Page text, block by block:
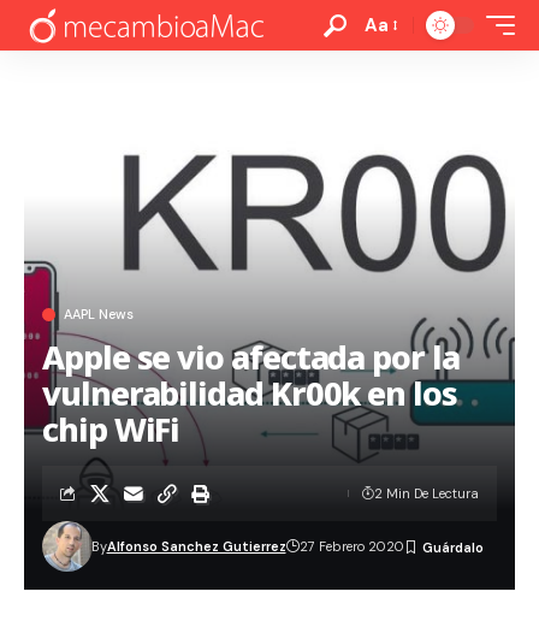
Aa
AAPL News
Apple se vio afectada por la
vulnerabilidad Kr00k en los
chip WiFi
ByAlfonso Sanchez Gutierrez 27 Febrero 2020
2 Min De Lectura